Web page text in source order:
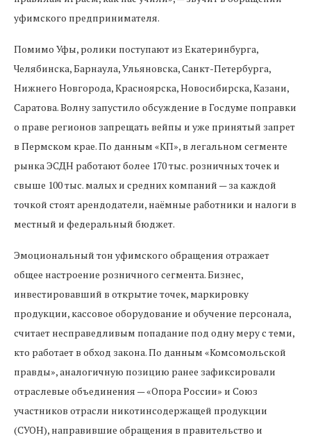
уфимского предпринимателя.
Помимо Уфы, ролики поступают из Екатеринбурга,
Челябинска, Барнаула, Ульяновска, Санкт-Петербурга,
Нижнего Новгорода, Красноярска, Новосибирска, Казани,
Саратова. Волну запустило обсуждение в Госдуме поправки
о праве регионов запрещать вейпы и уже принятый запрет
в Пермском крае. По данным «КП», в легальном сегменте
рынка ЭСДН работают более 170 тыс. розничных точек и
свыше 100 тыс. малых и средних компаний — за каждой
точкой стоят арендодатели, наёмные работники и налоги в
местный и федеральный бюджет.
Эмоциональный тон уфимского обращения отражает
общее настроение розничного сегмента. Бизнес,
инвестировавший в открытие точек, маркировку
продукции, кассовое оборудование и обучение персонала,
считает несправедливым попадание под одну меру с теми,
кто работает в обход закона. По данным «Комсомольской
правды», аналогичную позицию ранее зафиксировали
отраслевые объединения — «Опора России» и Союз
участников отрасли никотинсодержащей продукции
(СУОН), направившие обращения в правительство и